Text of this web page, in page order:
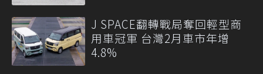
J SPACE翻轉戰局奪回輕型商
用車冠軍 台灣2月車市年增
4.8%